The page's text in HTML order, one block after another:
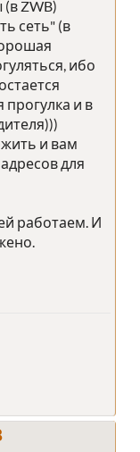
ZWB)
сеть" (в
ибо
и в
и вам
для
работаем. И